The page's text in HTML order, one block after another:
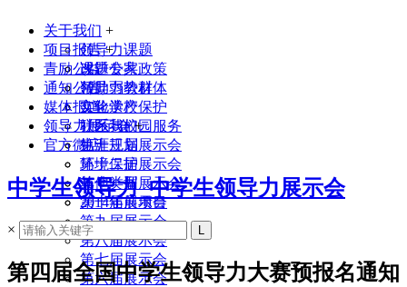
关于我们 +
领导力课题
课题专家
领导力教材
实验学校
联系我们
项目报告 +
改进公共政策
帮助弱势群体
文化遗产保护
社区与校园服务
生涯规划
环境保护
其他类型
2014年前项目
青励公益
通知公告
媒体报道
领导力展示会 +
第十三届展示会
第十二届展示会
第十一届展示会
第十届展示会
第九届展示会
第八届展示会
第七届展示会
第六届展示会
官方微店
中学生领导力_中学生领导力展示会
×
第四届全国中学生领导力大赛预报名通知